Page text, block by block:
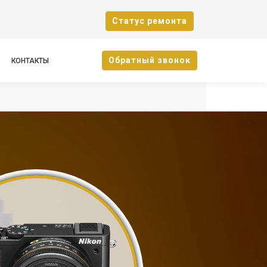
Cтатус ремонта
КОНТАКТЫ Oбратный звонок